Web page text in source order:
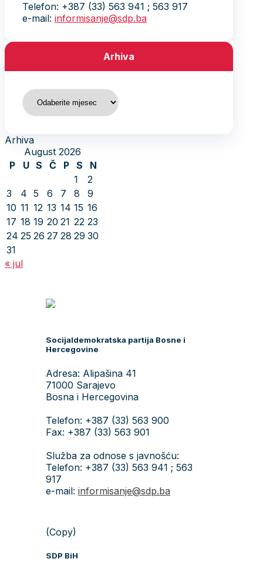
Telefon: +387 (33) 563 941 ; 563 917
e-mail: informisanje@sdp.ba
Arhiva
Arhiva
Arhiva
August 2026
P
U S Č P S
N
1
2
3
4 5 6 7 8
9
10 11 12 13 14 15 16
17 18 19 20 21 22 23
24 25 26 27 28 29 30
31
« jul
Socijaldemokratska partija Bosne i
Hercegovine
Adresa: Alipašina 41
71000 Sarajevo
Bosna i Hercegovina
Telefon: +387 (33) 563 900
Fax: +387 (33) 563 901
Služba za odnose s javnošću:
Telefon: +387 (33) 563 941 ; 563
917
e-mail: informisanje@sdp.ba
(Copy)
SDP BiH